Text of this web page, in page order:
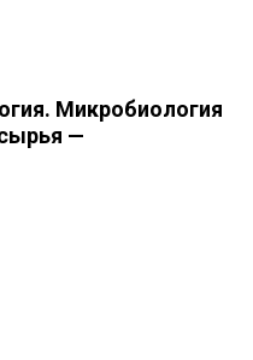
Микробиология
—